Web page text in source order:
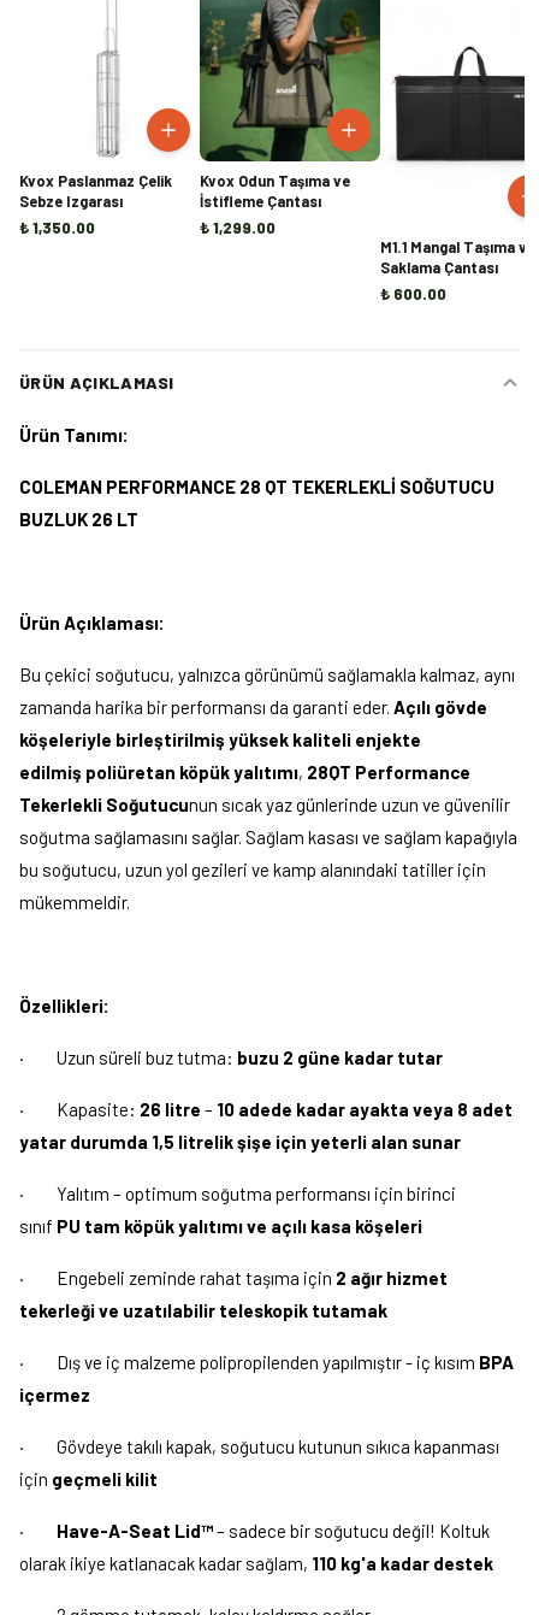
Kvox Paslanmaz Çelik
Sebze Izgarası
₺ 1,350.00
Kvox Odun Taşıma ve
İstifleme Çantası
₺ 1,299.00
M1.1 Mangal Taşıma ve
Saklama Çantası
₺ 600.00
ÜRÜN AÇIKLAMASI
Ürün Tanımı:
COLEMAN PERFORMANCE 28 QT TEKERLEKLİ SOĞUTUCU
BUZLUK 26 LT
Ürün Açıklaması:
Bu çekici soğutucu, yalnızca görünümü sağlamakla kalmaz, aynı
zamanda harika bir performansı da garanti eder. Açılı gövde
köşeleriyle birleştirilmiş yüksek kaliteli enjekte
edilmiş poliüretan köpük yalıtımı, 28QT Performance
Tekerlekli Soğutucunun sıcak yaz günlerinde uzun ve güvenilir
soğutma sağlamasını sağlar. Sağlam kasası ve sağlam kapağıyla
bu soğutucu, uzun yol gezileri ve kamp alanındaki tatiller için
mükemmeldir.
Özellikleri:
· Uzun süreli buz tutma: buzu 2 güne kadar tutar
· Kapasite: 26 litre – 10 adede kadar ayakta veya 8 adet
yatar durumda 1,5 litrelik şişe için yeterli alan sunar
·
Yalıtım – optimum soğutma performansı için birinci
sınıf PU tam köpük yalıtımı ve açılı kasa köşeleri
· Engebeli zeminde rahat taşıma için 2 ağır hizmet
tekerleği ve uzatılabilir teleskopik tutamak
· Dış ve iç malzeme polipropilenden yapılmıştır - iç kısım BPA
içermez
·
Gövdeye takılı kapak, soğutucu kutunun sıkıca kapanması
için geçmeli kilit
· Have-A-Seat Lid™– sadece bir soğutucu değil! Koltuk
olarak ikiye katlanacak kadar sağlam, 110 kg'a kadar destek